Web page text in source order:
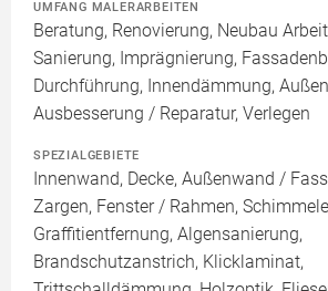
UMFANG MALERARBEITEN
Beratung, Renovierung, Neubau
Sanierung, Imprägnierung,
Durchführung, Innendämmung,
Ausbesserung / Reparatur, Verlegen
SPEZIALGEBIETE
Innenwand, Decke, Außenwand /
Zargen, Fenster / Rahmen,
Graffitientfernung, Algensanierung,
Brandschutzanstrich, Klicklaminat,